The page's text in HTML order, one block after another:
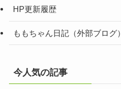
HP更新履歴
ももちゃん日記（外部ブログ）
今人気の記事